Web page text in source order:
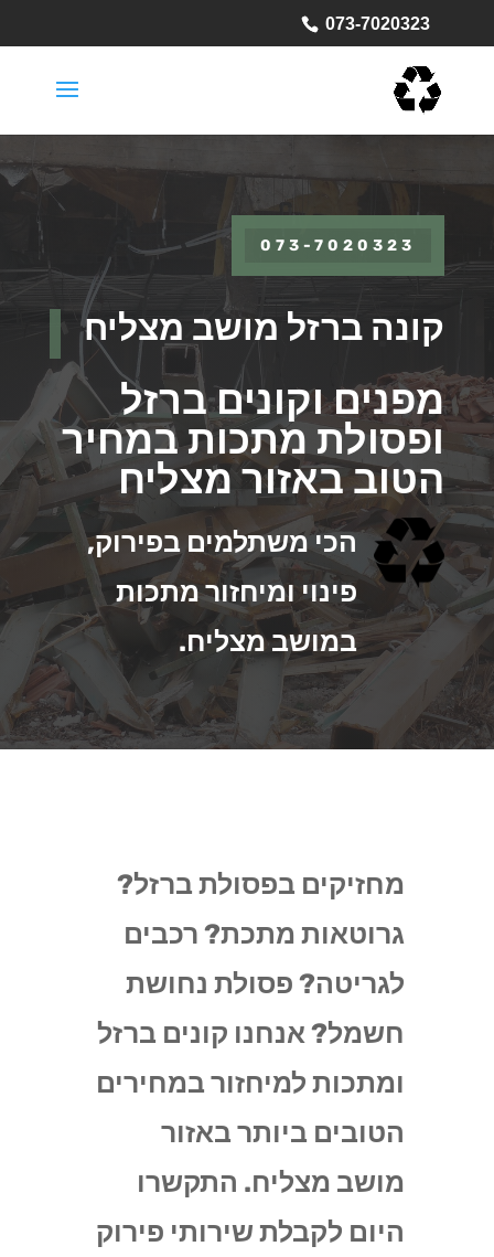
073-7020323
073-7020323
קונה ברזל מושב מצליח
מפנים וקונים ברזל
ופסולת מתכות במחיר
הטוב באזור מצליח
הכי משתלמים בפירוק,
פינוי ומיחזור מתכות
במושב מצליח.
מחזיקים בפסולת ברזל?
גרוטאות מתכת? רכבים
לגריטה? פסולת נחושת
חשמל? אנחנו קונים ברזל
ומתכות למיחזור במחירים
הטובים ביותר באזור
מושב מצליח. התקשרו
היום לקבלת שירותי פירוק